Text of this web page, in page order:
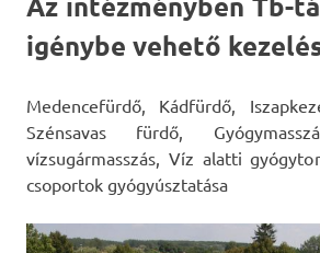
igénybe vehető
Medencefürdő, Kádfürdő,
Szénsavas fürdő,
vízsugármasszás, Víz alatti
csoportok gyógyúsztatása